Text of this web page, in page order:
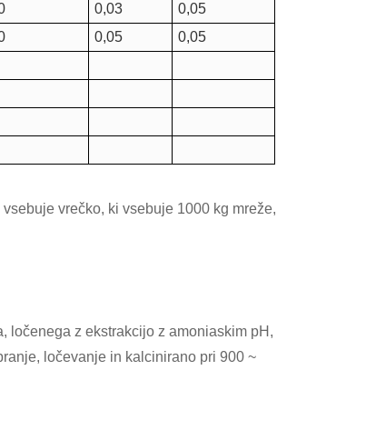
0,03
0,05
0,05
0,05
vrečko, ki vsebuje 1000 kg mreže,
ločenega z ekstrakcijo z amoniaskim pH,
ločevanje in kalcinirano pri 900 ~